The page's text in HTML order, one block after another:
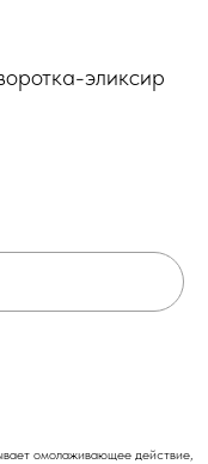
эликсир
омолаживающее действие,